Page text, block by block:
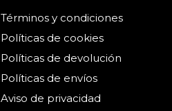
Términos y condiciones
Políticas de cookies
Políticas de devolución
Políticas de envíos
Aviso de privacidad